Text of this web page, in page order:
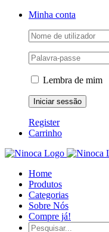
Skip
Facebook
Instagram
YouTubeMinha conta
Lembra de mim
Register
Carrinho
Home
Produtos
Categorias
Sobre Nós
Compre já!
Pesquisar